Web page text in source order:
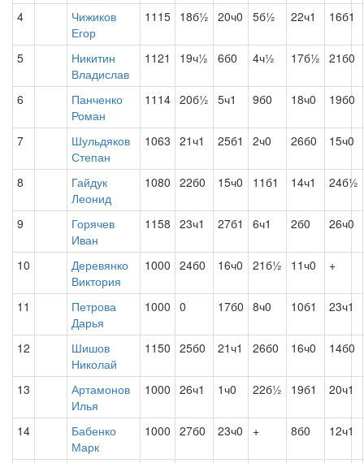
4
Чижиков
Егор
1115 18б½ 20ч0 5б½ 22ч1 16б1
5
Никитин
Владислав
1121 19ч½ 6б0 4ч½ 17б½ 21б0
6
Панченко
Роман
1114 20б½ 5ч1 9б0 18ч0 19б0
7
Шульдяков
Степан
1063 21ч1 25б1 2ч0 26б0 15ч0
8
Гайдук
Леонид
1080 22б0 15ч0 11б1 14ч1 24б½
9
Горячев
Иван
1158 23ч1 27б1 6ч1 2б0 26ч0
10
Деревянко
Виктория
1000 24б0 16ч0 21б½ 11ч0 +
11
Петрова
Дарья
1000 0 17б0 8ч0 10б1 23ч1
12
Шишов
Николай
1150 25б0 21ч1 26б0 16ч0 14б0
13
Артамонов
Илья
1000 26ч1 1ч0 22б½ 19б1 20ч1
14
Бабенко
Марк
1000 27б0 23ч0 + 8б0 12ч1